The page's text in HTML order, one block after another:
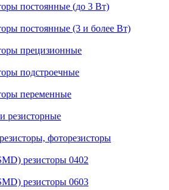
постоянные (до 3 Вт)
постоянные (3 и более Вт)
прецизионные
подстроечные
переменные
резисторные
фоторезисторы
резисторы 0402
резисторы 0603